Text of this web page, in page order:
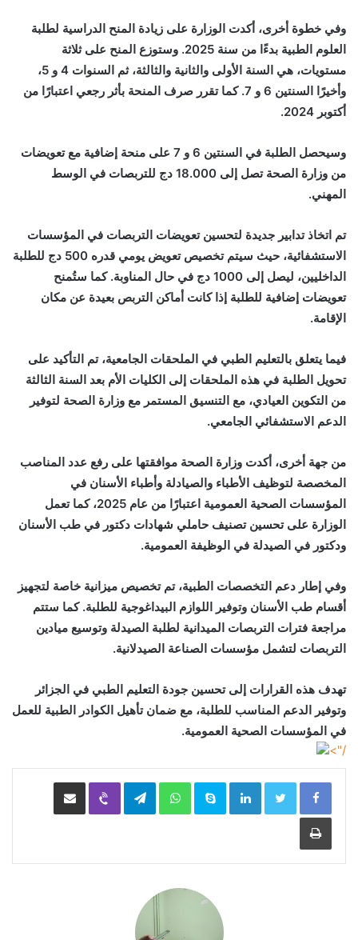
وفي خطوة أخرى، أكدت الوزارة على زيادة المنح الدراسية لطلبة
العلوم الطبية بدءًا من سنة 2025. وستوزع المنح على ثلاثة
مستويات، هي السنة الأولى والثانية والثالثة، ثم السنوات 4 و 5،
وأخيرًا السنتين 6 و 7. كما تقرر صرف المنحة بأثر رجعي اعتبارًا من
أكتوبر 2024.
وسيحصل الطلبة في السنتين 6 و 7 على منحة إضافية مع تعويضات
من وزارة الصحة تصل إلى 18.000 دج للتربصات في الوسط
المهني.
تم اتخاذ تدابير جديدة لتحسين تعويضات التربصات في المؤسسات
الاستشفائية، حيث سيتم تخصيص تعويض يومي قدره 500 دج للطلبة
الداخليين، ليصل إلى 1000 دج في حال المناوبة. كما ستُمنح
تعويضات إضافية للطلبة إذا كانت أماكن التربص بعيدة عن مكان
الإقامة.
فيما يتعلق بالتعليم الطبي في الملحقات الجامعية، تم التأكيد على
تحويل الطلبة في هذه الملحقات إلى الكليات الأم بعد السنة الثالثة
من التكوين العيادي، مع التنسيق المستمر مع وزارة الصحة لتوفير
الدعم الاستشفائي الجامعي.
من جهة أخرى، أكدت وزارة الصحة موافقتها على رفع عدد المناصب
المخصصة لتوظيف الأطباء والصيادلة وأطباء الأسنان في
المؤسسات الصحية العمومية اعتبارًا من عام 2025، كما تعمل
الوزارة على تحسين تصنيف حاملي شهادات دكتور في طب الأسنان
ودكتور في الصيدلة في الوظيفة العمومية.
وفي إطار دعم التخصصات الطبية، تم تخصيص ميزانية خاصة لتجهيز
أقسام طب الأسنان وتوفير اللوازم البيداغوجية للطلبة. كما ستتم
مراجعة فترات التربصات الميدانية لطلبة الصيدلة وتوسيع ميادين
التربصات لتشمل مؤسسات الصناعة الصيدلانية.
تهدف هذه القرارات إلى تحسين جودة التعليم الطبي في الجزائر
وتوفير الدعم المناسب للطلبة، مع ضمان تأهيل الكوادر الطبية للعمل
في المؤسسات الصحية العمومية.
/">
LinkedIn
Skype
WhatsApp
Telegram
Viber مشاركة عبر البريد
طباعة